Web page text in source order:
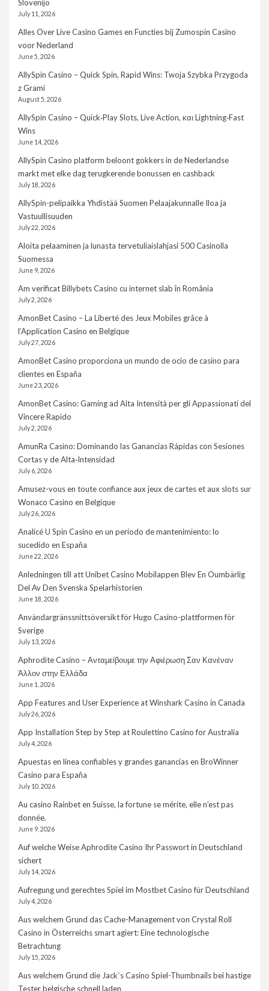
Slovenijo
July 11, 2026
Alles Over Live Casino Games en Functies bij Zumospin Casino
voor Nederland
June 5, 2026
AllySpin Casino – Quick Spin, Rapid Wins: Twoja Szybka Przygoda
z Grami
August 5, 2026
AllySpin Casino – Quick‑Play Slots, Live Action, και Lightning‑Fast
Wins
June 14, 2026
AllySpin Casino platform beloont gokkers in de Nederlandse
markt met elke dag terugkerende bonussen en cashback
July 18, 2026
AllySpin-pelipaikka Yhdistää Suomen Pelaajakunnalle Iloa ja
Vastuullisuuden
July 22, 2026
Aloita pelaaminen ja lunasta tervetuliaislahjasi 500 Casinolla
Suomessa
June 9, 2026
Am verificat Billybets Casino cu internet slab în România
July 2, 2026
AmonBet Casino – La Liberté des Jeux Mobiles grâce à
l’Application Casino en Belgique
July 27, 2026
AmonBet Casino proporciona un mundo de ocio de casino para
clientes en España
June 23, 2026
AmonBet Casino: Gaming ad Alta Intensità per gli Appassionati del
Vincere Rapido
July 2, 2026
AmunRa Casino: Dominando las Ganancias Rápidas con Sesiones
Cortas y de Alta‑Intensidad
July 6, 2026
Amusez-vous en toute confiance aux jeux de cartes et aux slots sur
Wonaco Casino en Belgique
July 26, 2026
Analicé U Spin Casino en un período de mantenimiento: lo
sucedido en España
June 22, 2026
Anledningen till att Unibet Casino Mobilappen Blev En Oumbärlig
Del Av Den Svenska Spelarhistorien
June 18, 2026
Användargränssnittsöversikt för Hugo Casino-plattformen för
Sverige
July 13, 2026
Aphrodite Casino – Ανταμείβουμε την Αφιέρωση Σαν Κανέναν
Άλλον στην Ελλάδα
June 1, 2026
App Features and User Experience at Winshark Casino in Canada
July 26, 2026
App Installation Step by Step at Roulettino Casino for Australia
July 4, 2026
Apuestas en línea confiables y grandes ganancias en BroWinner
Casino para España
July 10, 2026
Au casino Rainbet en Suisse, la fortune se mérite, elle n’est pas
donnée.
June 9, 2026
Auf welche Weise Aphrodite Casino Ihr Passwort in Deutschland
sichert
July 14, 2026
Aufregung und gerechtes Spiel im Mostbet Casino für Deutschland
July 4, 2026
Aus welchem Grund das Cache-Management von Crystal Roll
Casino in Österreichs smart agiert: Eine technologische
Betrachtung
July 15, 2026
Aus welchem Grund die Jack`s Casino Spiel-Thumbnails bei hastige
Tester belgische schnell laden